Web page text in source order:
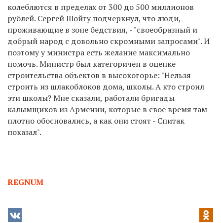
колеблются в пределах от 300 до 500 миллионов
рублей. Сергей Шойгу подчеркнул, что люди,
проживающие в зоне бедствия, - "своеобразный и
добрый народ с довольно скромными запросами". И
поэтому у министра есть желание максимально
помочь. Министр был категоричен в оценке
строительства объектов в высокогорье: "Нельзя
строить из шлакоблоков дома, школы. А кто строил
эти школы? Мне сказали, работали бригады
калымщиков из Армении, которые в свое время там
плотно обосновались, а как они стоят - Спитак
показал".
REGNUM